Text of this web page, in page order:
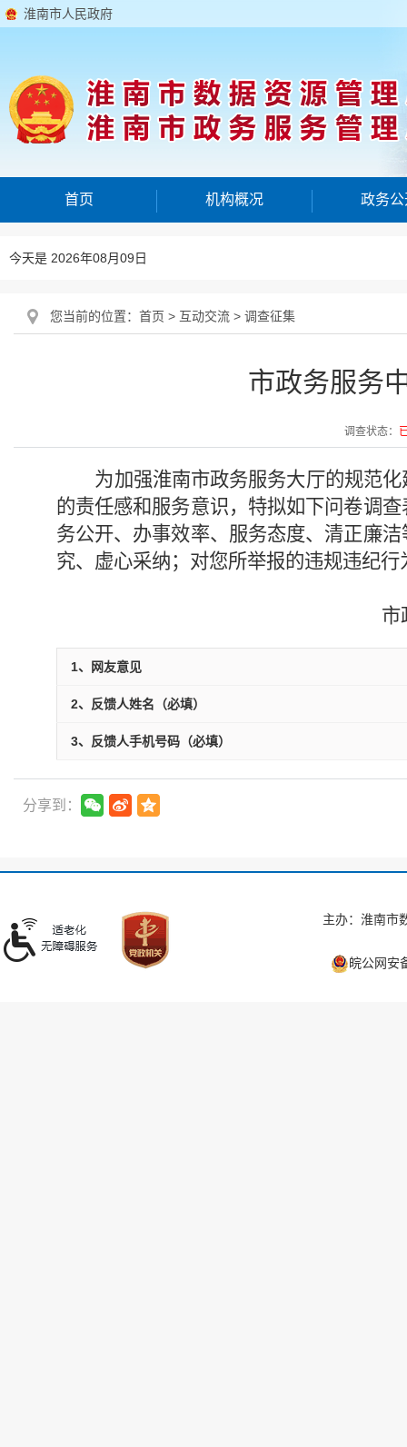
淮南市人民政府
首页 机构概况 政务公
今天是 2026年08月09日
您当前的位置： 首页 > 互动交流 > 调查征集
市政务服务
调查状态：
为加强淮南市政务服务大厅的规范
的责任感和服务意识，特拟如下问卷调
务公开、办事效率、服务态度、清正廉
究、虚心采纳；对您所举报的违规违纪
市
1、网友意见
2、反馈人姓名（必填）
3、反馈人手机号码（必填）
分享到：
主办：淮南市
皖公网安